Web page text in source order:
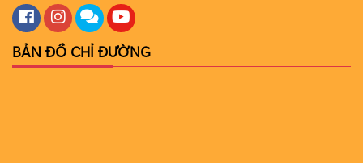
BẢN ĐỒ CHỈ ĐƯỜNG